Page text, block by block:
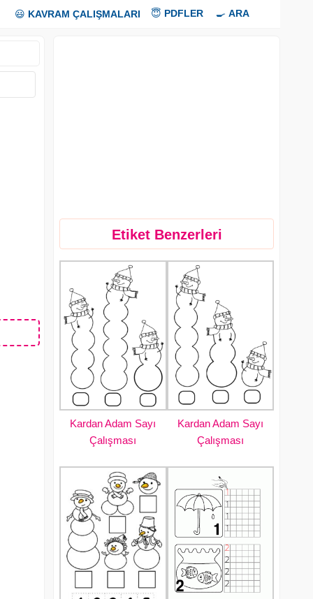
😃 KAVRAM ÇALIŞMALARI 😇 PDFLER 🍳 ARA
Etiket Benzerleri
Kardan Adam Sayı
Çalışması
Kardan Adam Sayı
Çalışması